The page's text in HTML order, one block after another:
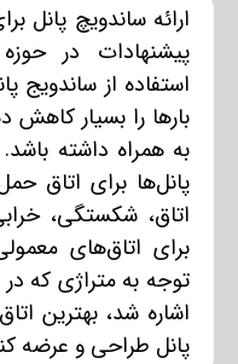
ارائه ساندویچ پانل
پیشنهادات در
استفاده از ساندویج
بارها را بسیار کاهش
به همراه داشته
پانل‌ها برای اتاق
اتاق، شکستگی،
برای اتاق‌های
توجه به متراژی که
اشاره شد، بهترین
پانل طراحی و عرضه